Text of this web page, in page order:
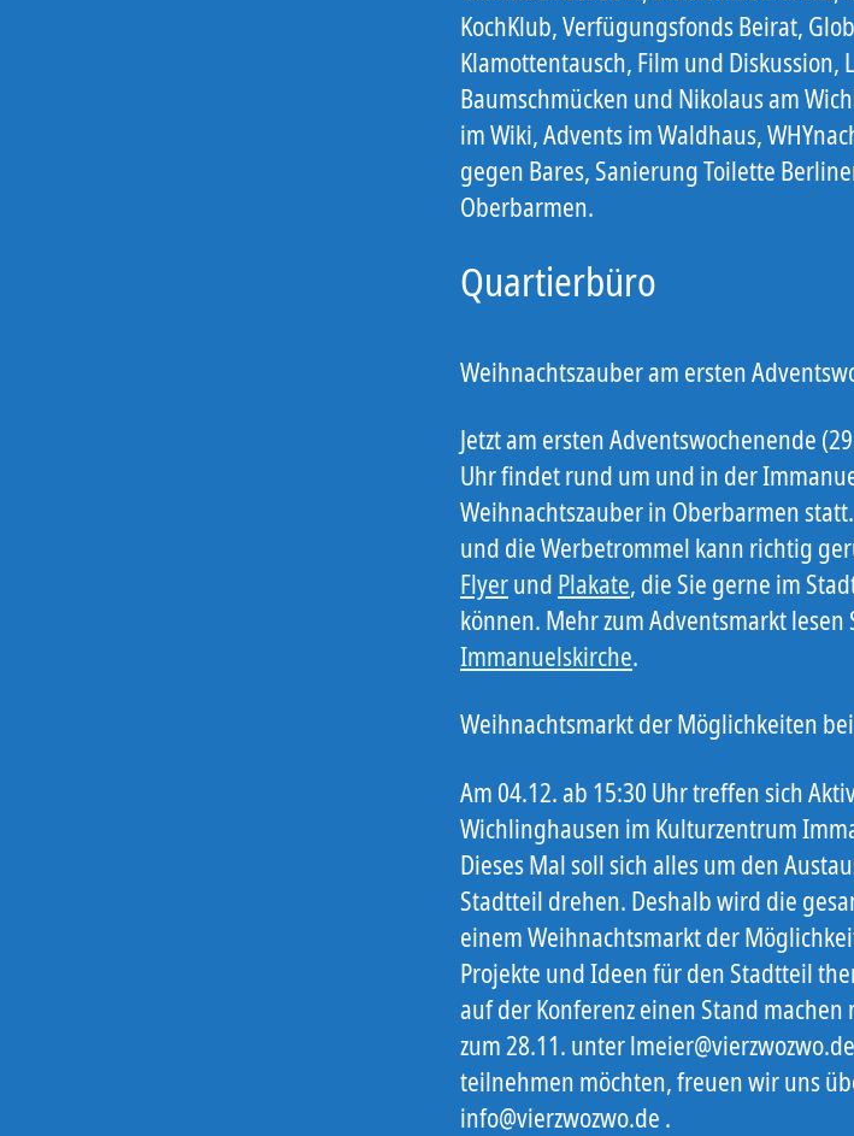
KochKlub, Verfügungsfonds Beirat,
Klamottentausch, Film und Diskussion,
Baumschmücken und Nikolaus am
im Wiki, Advents im Waldhaus,
gegen Bares, Sanierung Toilette
Oberbarmen.
Quartierbüro
Weihnachtszauber am ersten
Jetzt am ersten Adventswochenende
Uhr findet rund um und in der
Weihnachtszauber in Oberbarmen
und die Werbetrommel kann richtig
Flyerund Plakate, die Sie gerne im
können. Mehr zum Adventsmarkt lesen
Immanuelskirche.
Weihnachtsmarkt der Möglichkeiten
Am 04.12. ab 15:30 Uhr treffen sich
Wichlinghausen im Kulturzentrum
Dieses Mal soll sich alles um den
Stadtteil drehen. Deshalb wird die
einem Weihnachtsmarkt der
Projekte und Ideen für den Stadtteil
auf der Konferenz einen Stand
zum 28.11. unter
teilnehmen möchten, freuen wir uns
info@vierzwozwo.de .